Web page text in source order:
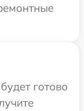
готово